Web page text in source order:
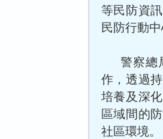
等民防資
民防行動中
警察總
作，透過
培養及深
區域間的
社區環境。